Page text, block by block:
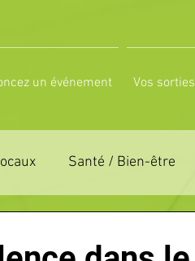
un événement Vos sorties
Santé / Bien-être